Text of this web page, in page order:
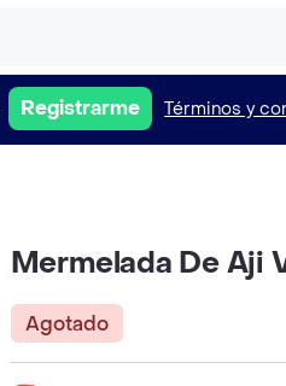
Registrarme Términos y
Mermelada De Aji
Agotado